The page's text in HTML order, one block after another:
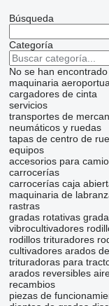
Búsqueda
Categoría
No se han
maquinaria
cargadores de cinta
servicios
transportes de
neumáticos y ruedas
tapas de centro de
equipos
accesorios para
carrocerías
carrocerías caja
maquinaria de
rastras
gradas rotativas
vibrocultivadores
rodillos trituradores
cultivadores arados
trituradoras para
arados reversibles
recambios
piezas de